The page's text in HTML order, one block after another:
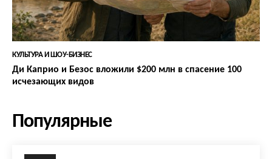
КУЛЬТУРА И ШОУ-БИЗНЕС
Ди Каприо и Безос вложили $200 млн в спасение 100
исчезающих видов
Популярные